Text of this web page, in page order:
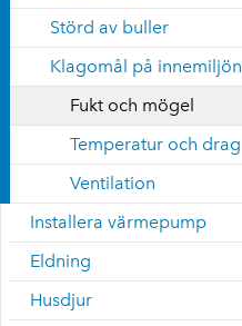
Störd av buller
Klagomål på innemiljön
Fukt och mögel
Temperatur och drag
Ventilation
Installera värmepump
Eldning
Husdjur